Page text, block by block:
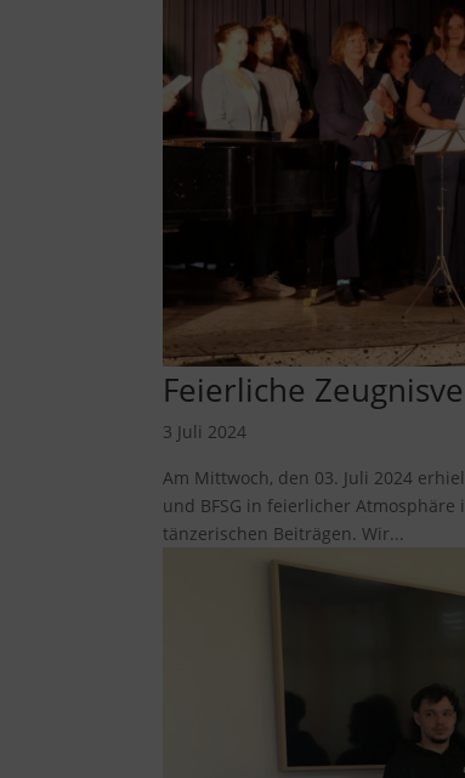
Feierliche
3 Juli 2024
Am Mittwoch, den 03. Juli 2024
und BFSG in feierlicher
tänzerischen Beiträgen. Wir...